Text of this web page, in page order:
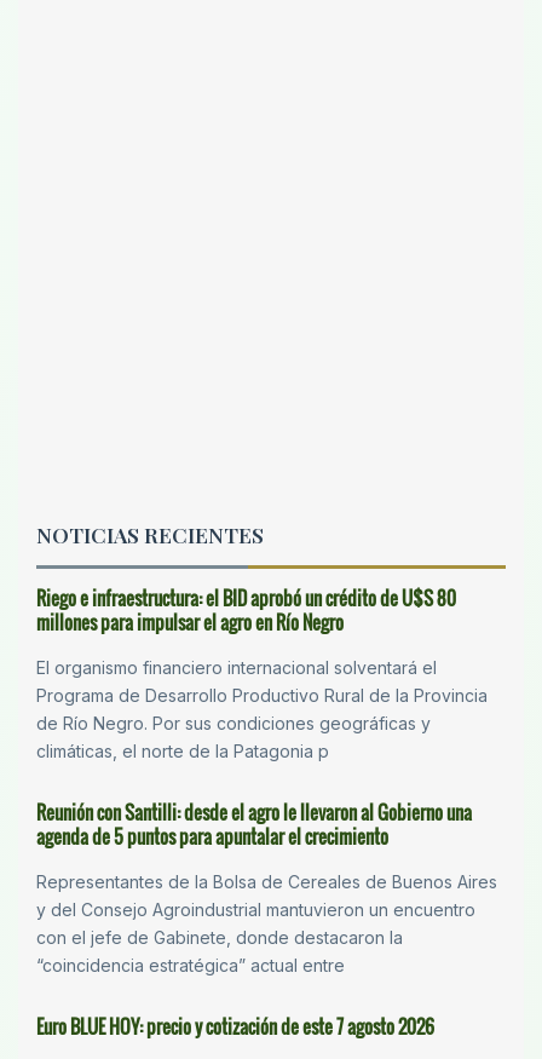
NOTICIAS RECIENTES
Riego e infraestructura: el BID aprobó un crédito de U$S 80
millones para impulsar el agro en Río Negro
El organismo financiero internacional solventará el
Programa de Desarrollo Productivo Rural de la Provincia
de Río Negro. Por sus condiciones geográficas y
climáticas, el norte de la Patagonia p
Reunión con Santilli: desde el agro le llevaron al Gobierno una
agenda de 5 puntos para apuntalar el crecimiento
Representantes de la Bolsa de Cereales de Buenos Aires
y del Consejo Agroindustrial mantuvieron un encuentro
con el jefe de Gabinete, donde destacaron la
“coincidencia estratégica” actual entre
Euro BLUE HOY: precio y cotización de este 7 agosto 2026